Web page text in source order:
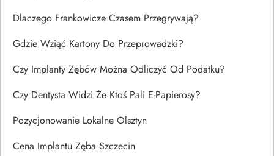
Dlaczego Frankowicze Czasem Przegrywają?
Gdzie Wziąć Kartony Do Przeprowadzki?
Czy Implanty Zębów Można Odliczyć Od Podatku?
Czy Dentysta Widzi Że Ktoś Pali E-Papierosy?
Pozycjonowanie Lokalne Olsztyn
Cena Implantu Zęba Szczecin